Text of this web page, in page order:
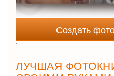
Создать
`
ЛУЧШАЯ